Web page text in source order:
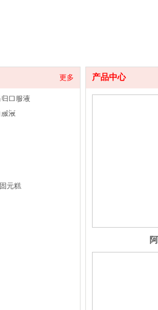
更多
口服液
液
元糕
产品中心